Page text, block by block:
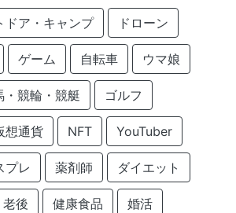
ドア・キャンプ ドローン
ゲーム 自転車 ウマ娘
・競輪・競艇 ゴルフ
想通貨 NFT YouTuber
プレ 薬剤師 ダイエット
老後 健康食品 婚活